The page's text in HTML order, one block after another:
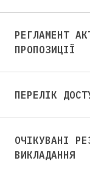
РЕГЛАМЕНТ
ПРОПОЗИЦІЇ
ПЕРЕЛІК
ОЧІКУВАНІ
ВИКЛАДАННЯ